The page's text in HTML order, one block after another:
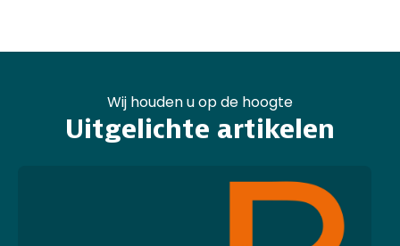
Wij houden u op de hoogte
Uitgelichte artikelen